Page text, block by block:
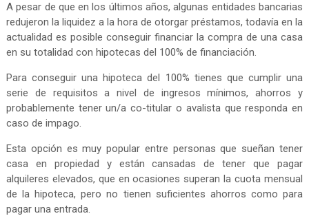
A pesar de que en los últimos años, algunas entidades bancarias
redujeron la liquidez a la hora de otorgar préstamos, todavía en la
actualidad es posible conseguir financiar la compra de una casa
en su totalidad con hipotecas del 100% de financiación.
Para conseguir una hipoteca del 100% tienes que cumplir una
serie de requisitos a nivel de ingresos mínimos, ahorros y
probablemente tener un/a co-titular o avalista que responda en
caso de impago.
Esta opción es muy popular entre personas que sueñan tener
casa en propiedad y están cansadas de tener que pagar
alquileres elevados, que en ocasiones superan la cuota mensual
de la hipoteca, pero no tienen suficientes ahorros como para
pagar una entrada.